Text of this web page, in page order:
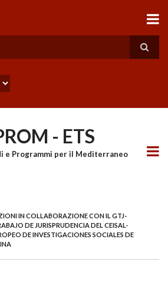
- ETS
e Programmi per il Mediterraneo
IN COLLABORAZIONE CON IL GTJ-
DE JURISPRUDENCIA DEL CEISAL-
DE INVESTIGACIONES SOCIALES DE